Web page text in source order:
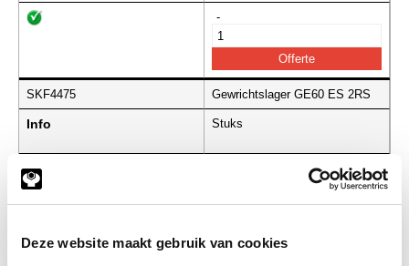
Deze website maakt gebruik van cookies
-
SKF4475 Gewrichtslager GE60 ES 2RS
Info Stuks
SKF4480 Gewrichtslager GE70 ES 2RS